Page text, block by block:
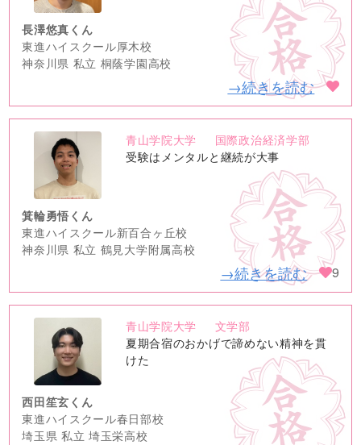
長澤悠真くん
東進ハイスクール厚木校
神奈川県 私立 桐蔭学園高校
→続きを読む
no
image
青山学院大学
国際政治経済学部
受験はメンタルと継続が大事
箕輪勇悟くん
東進ハイスクール新百合ヶ丘校
神奈川県 私立 鶴見大学附属高校
→続きを読む 9
no
image
青山学院大学
文学部
夏期合宿のおかげで諦めない精神を貫
けた
西田笙玄くん
東進ハイスクール春日部校
埼玉県 私立 埼玉栄高校